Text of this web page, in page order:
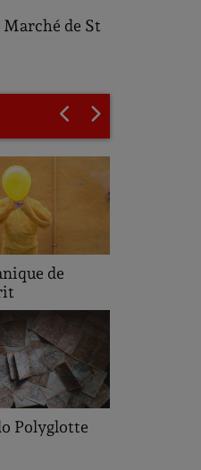
de St
de pointe
des